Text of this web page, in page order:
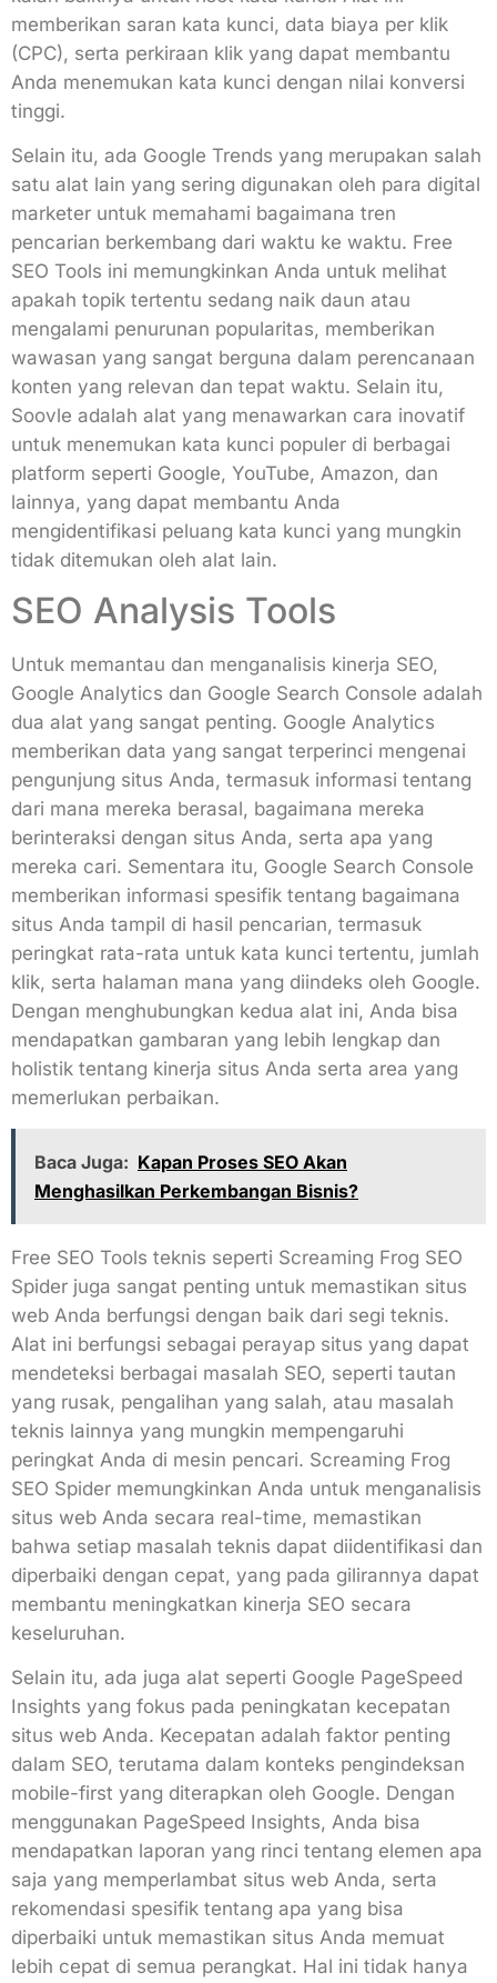
memberikan saran kata kunci, data biaya per klik
(CPC), serta perkiraan klik yang dapat membantu
Anda menemukan kata kunci dengan nilai konversi
tinggi.
Selain itu, ada Google Trends yang merupakan salah
satu alat lain yang sering digunakan oleh para digital
marketer untuk memahami bagaimana tren
pencarian berkembang dari waktu ke waktu. Free
SEO Tools ini memungkinkan Anda untuk melihat
apakah topik tertentu sedang naik daun atau
mengalami penurunan popularitas, memberikan
wawasan yang sangat berguna dalam perencanaan
konten yang relevan dan tepat waktu. Selain itu,
Soovle adalah alat yang menawarkan cara inovatif
untuk menemukan kata kunci populer di berbagai
platform seperti Google, YouTube, Amazon, dan
lainnya, yang dapat membantu Anda
mengidentifikasi peluang kata kunci yang mungkin
tidak ditemukan oleh alat lain.
SEO Analysis Tools
Untuk memantau dan menganalisis kinerja SEO,
Google Analytics dan Google Search Console adalah
dua alat yang sangat penting. Google Analytics
memberikan data yang sangat terperinci mengenai
pengunjung situs Anda, termasuk informasi tentang
dari mana mereka berasal, bagaimana mereka
berinteraksi dengan situs Anda, serta apa yang
mereka cari. Sementara itu, Google Search Console
memberikan informasi spesifik tentang bagaimana
situs Anda tampil di hasil pencarian, termasuk
peringkat rata-rata untuk kata kunci tertentu, jumlah
klik, serta halaman mana yang diindeks oleh Google.
Dengan menghubungkan kedua alat ini, Anda bisa
mendapatkan gambaran yang lebih lengkap dan
holistik tentang kinerja situs Anda serta area yang
memerlukan perbaikan.
Baca Juga: Kapan Proses SEO Akan
Menghasilkan Perkembangan Bisnis?
Free SEO Tools teknis seperti Screaming Frog SEO
Spider juga sangat penting untuk memastikan situs
web Anda berfungsi dengan baik dari segi teknis.
Alat ini berfungsi sebagai perayap situs yang dapat
mendeteksi berbagai masalah SEO, seperti tautan
yang rusak, pengalihan yang salah, atau masalah
teknis lainnya yang mungkin mempengaruhi
peringkat Anda di mesin pencari. Screaming Frog
SEO Spider memungkinkan Anda untuk menganalisis
situs web Anda secara real-time, memastikan
bahwa setiap masalah teknis dapat diidentifikasi dan
diperbaiki dengan cepat, yang pada gilirannya dapat
membantu meningkatkan kinerja SEO secara
keseluruhan.
Selain itu, ada juga alat seperti Google PageSpeed
Insights yang fokus pada peningkatan kecepatan
situs web Anda. Kecepatan adalah faktor penting
dalam SEO, terutama dalam konteks pengindeksan
mobile-first yang diterapkan oleh Google. Dengan
menggunakan PageSpeed Insights, Anda bisa
mendapatkan laporan yang rinci tentang elemen apa
saja yang memperlambat situs web Anda, serta
rekomendasi spesifik tentang apa yang bisa
diperbaiki untuk memastikan situs Anda memuat
lebih cepat di semua perangkat. Hal ini tidak hanya